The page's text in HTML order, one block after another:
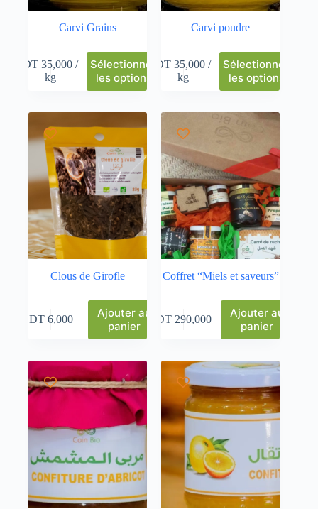
Carvi Grains
DT 35,000 /
kg
Sélectionnez
les options
Carvi poudre
DT 35,000 /
kg
Sélectionnez
les options
Clous de Girofle
DT6,000
Ajouter au
panier
Coffret “Miels et saveurs”
DT290,000
Ajouter au
panier